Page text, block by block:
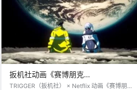
扳机社动画《赛博朋克
Edgerunners》正式PV公开，9月开播
TRIGGER（扳机社） × Netflix 动画《赛博朋克